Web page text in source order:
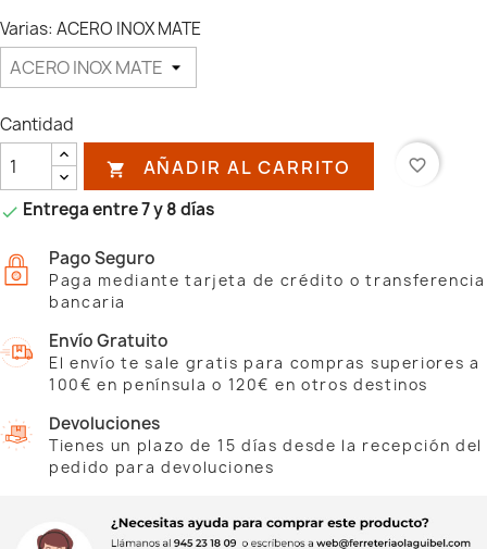
Varias: ACERO INOX MATE
Cantidad
 AÑADIR AL CARRITO favorite_border
 Entrega entre 7 y 8 días
Pago Seguro
Paga mediante tarjeta de crédito o transferencia
bancaria
Envío Gratuito
El envío te sale gratis para compras superiores a
100€ en península o 120€ en otros destinos
Devoluciones
Tienes un plazo de 15 días desde la recepción del
pedido para devoluciones